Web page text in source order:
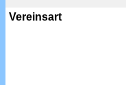
Vereinsart